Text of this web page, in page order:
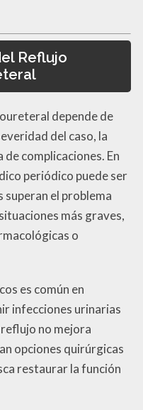
Reflujo
depende de
del caso, la
complicaciones. En
periódico puede ser
superan el problema
más graves,
o
es común en
infecciones urinarias
no mejora
opciones quirúrgicas
restaurar la función